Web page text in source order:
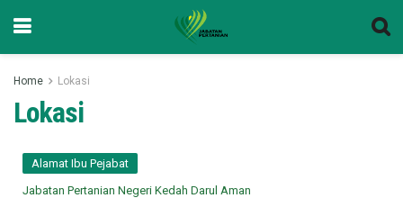
Home Lokasi
Lokasi
Alamat Ibu Pejabat
Jabatan Pertanian Negeri Kedah Darul Aman